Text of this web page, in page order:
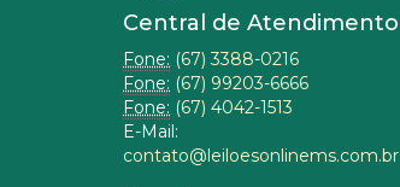
Central de Atendimento
Fone: (67) 3388-0216
Fone: (67) 99203-6666
Fone: (67) 4042-1513
E-Mail:
contato@leiloesonlinems.com.br